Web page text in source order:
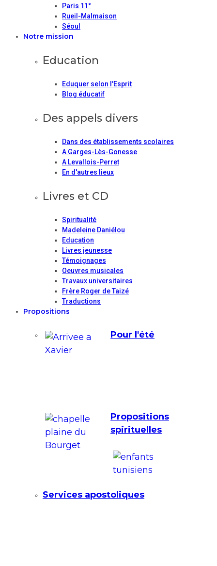
Paris 11°
Rueil-Malmaison
Séoul
Notre mission
Education
Eduquer selon l'Esprit
Blog éducatif
Des appels divers
Dans des établissements scolaires
A Garges-Lès-Gonesse
A Levallois-Perret
En d'autres lieux
Livres et CD
Spiritualité
Madeleine Daniélou
Education
Livres jeunesse
Témoignages
Oeuvres musicales
Travaux universitaires
Frère Roger de Taizé
Traductions
Propositions
Pour l'été
Propositions
spirituelles
Services apostoliques